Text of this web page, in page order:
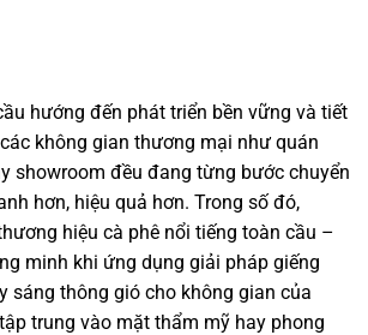
hướng đến phát triển bền vững và tiết
không gian thương mại như quán
showroom đều đang từng bước chuyển
hơn, hiệu quả hơn. Trong số đó,
hiệu cà phê nổi tiếng toàn cầu –
minh khi ứng dụng giải pháp giếng
sáng thông gió cho không gian của
trung vào mặt thẩm mỹ hay phong